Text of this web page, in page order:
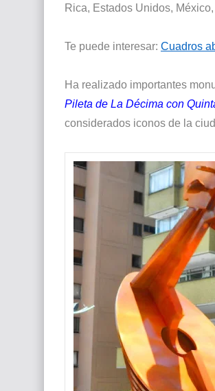
Rica, Estados Unidos,
Te puede interesar: Cuadros
Ha realizado importantes
Pileta de La Décima con
considerados iconos de la